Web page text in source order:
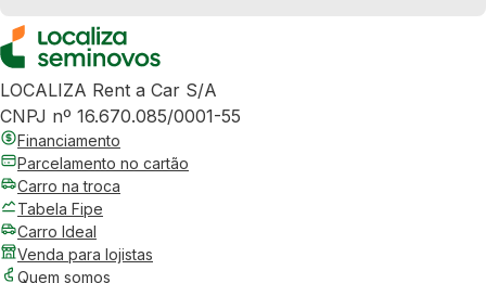
LOCALIZA Rent a Car S/A
CNPJ nº 16.670.085/0001-55
Financiamento
Parcelamento no cartão
Carro na troca
Tabela Fipe
Carro Ideal
Venda para lojistas
Quem somos